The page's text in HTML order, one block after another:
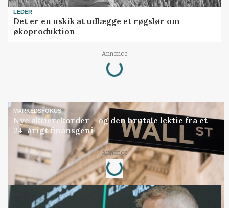
LEDER
Det er en uskik at udlægge et røgslør om
økoproduktion
Annonce
Loading...
MARKEDSFOKUS
Nye aktierekorder – og den brutale lektie fra et
24-årigt finansgeni
Annonce
Loading...